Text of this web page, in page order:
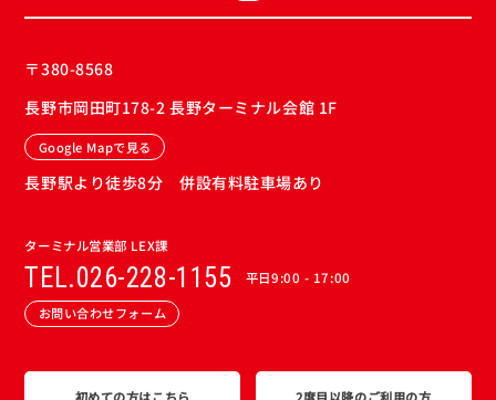
〒380-8568
長野市岡田町178-2 長野ターミナル会館 1F
Google Mapで見る
長野駅より徒歩8分 併設有料駐車場あり
ターミナル営業部 LEX課
TEL.026-228-1155 平日9:00 - 17:00
お問い合わせフォーム